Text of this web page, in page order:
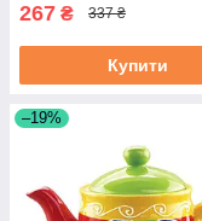
267 ₴ 337 ₴
Купити
–19%